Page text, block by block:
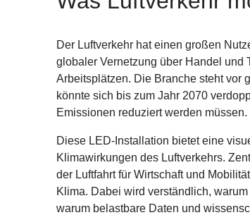
Der Luftverkehr hat einen großen
globaler Vernetzung über Handel und
Arbeitsplätzen. Die Branche steht vor
könnte sich bis zum Jahr 2070
Emissionen reduziert werden müssen.
Diese LED-Installation bietet eine
Klimawirkungen des Luftverkehrs.
der Luftfahrt für Wirtschaft und
Klima. Dabei wird verständlich,
warum belastbare Daten und